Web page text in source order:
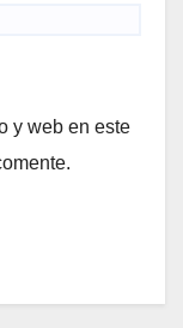
y web en este